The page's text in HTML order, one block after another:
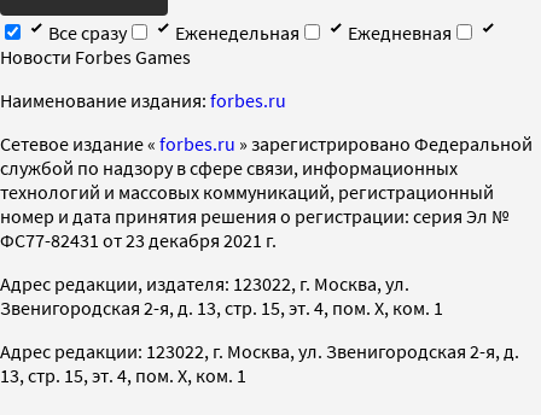
Все сразу
Еженедельная
Ежедневная
Новости Forbes Games
Наименование издания: forbes.ru
Cетевое издание « forbes.ru » зарегистрировано Федеральной
службой по надзору в сфере связи, информационных
технологий и массовых коммуникаций, регистрационный
номер и дата принятия решения о регистрации: серия Эл №
ФС77-82431 от 23 декабря 2021 г.
Адрес редакции, издателя: 123022, г. Москва, ул.
Звенигородская 2-я, д. 13, стр. 15, эт. 4, пом. X, ком. 1
Адрес редакции: 123022, г. Москва, ул. Звенигородская 2-я, д.
13, стр. 15, эт. 4, пом. X, ком. 1